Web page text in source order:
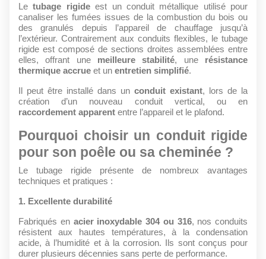
Letubage rigideest un conduit métallique utilisé pour
canaliser les fumées issues de la combustion du bois ou
des granulés depuis l’appareil de chauffage jusqu’à
l’extérieur. Contrairement aux conduits flexibles, le tubage
rigide est composé de sections droites assemblées entre
elles, offrant une meilleure stabilité, une résistance
thermique accrue et un entretien simplifié.
Il peut être installé dans un conduit existant, lors de la
création d’un nouveau conduit vertical, ou en
raccordement apparent entre l’appareil et le plafond.
Pourquoi choisir un conduit rigide
pour son poêle ou sa cheminée ?
Le tubage rigide présente de nombreux avantages
techniques et pratiques :
1. Excellente durabilité
Fabriqués en acier inoxydable 304 ou 316, nos conduits
résistent aux hautes températures, à la condensation
acide, à l’humidité et à la corrosion. Ils sont conçus pour
durer plusieurs décennies sans perte de performance.